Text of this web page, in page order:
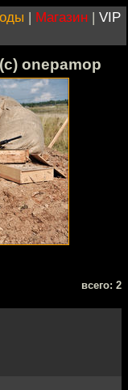
| Магазин | VIP
onepamop
всего: 2